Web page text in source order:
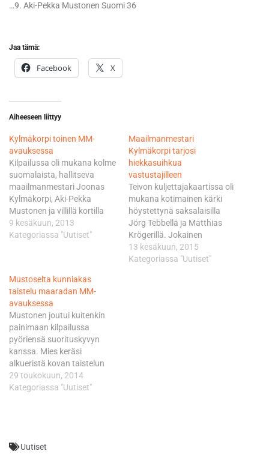
…9. Aki-Pekka Mustonen Suomi 36
Jaa tämä:
Facebook X
Aiheeseen liittyy
Kylmäkorpi toinen MM-
avauksessa
Kilpailussa oli mukana kolme
suomalaista, hallitseva
maailmanmestari Joonas
Kylmäkorpi, Aki-Pekka
Mustonen ja villillä kortilla
kotiyleisönsä edessä ajanut
Aarni Heikkilä. Kylmäkorpi ja
ehtinyt. Mustonen ja
Kylmäkorpi huudattivat
kotiyleisöä ajamalla komeat
voitot toisista eristään.
Heikkiläkin onnistui
avaamaan pistetilin, kun
britti Richard Hall…
9 kesäkuun, 2013
Kategoriassa "Uutiset"
Maailmanmestari
Kylmäkorpi tarjosi
hiekkasuihkua
vastustajilleen
Teivon kuljettajakaartissa oli
mukana kotimainen kärki
höystettynä saksalaisilla
Jörg Tebbellä ja Matthias
Krögerillä. Jokainen
kuljettaja ajoi viisi alkuerää,
joiden jälkeen viisi parasta
13 kesäkuun, 2015
Kategoriassa "Uutiset"
Mustoselta kunniakas
taistelu maaradan MM-
avauksessa
Mustonen joutui kuitenkin
painimaan kilpailussa
pyöriensä suorituskyvyn
kanssa. Mies keräsi
alkueristä kovan taistelun
jälkeen 11 pistettä. Se riitti
kymmenen parhaan
sai vaivoin raavittua kasaan
29 toukokuun, 2014
Kategoriassa "Uutiset"
Uutiset